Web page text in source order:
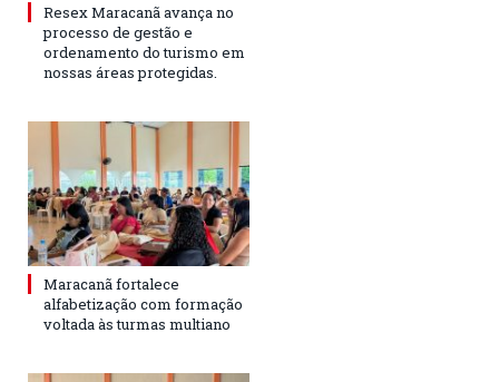
Resex Maracanã avança no
processo de gestão e
ordenamento do turismo em
nossas áreas protegidas.
Maracanã fortalece
alfabetização com formação
voltada às turmas multiano